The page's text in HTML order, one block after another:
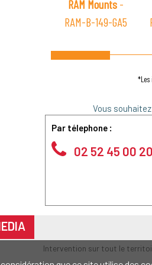
RAM Mounts-
RAM-B-149-GA5
*Les
Vous
Par télephone :
02 52 45 00 20
Intervention sur tout le